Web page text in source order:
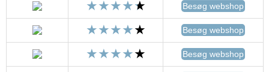
Besøg webshop
Besøg webshop
Besøg webshop